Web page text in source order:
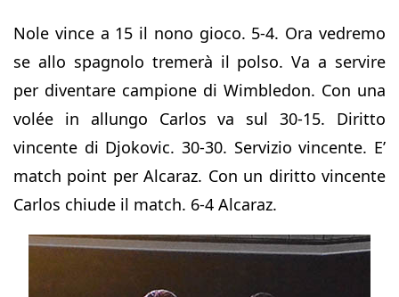
Nole vince a 15 il nono gioco. 5-4. Ora vedremo
se allo spagnolo tremerà il polso. Va a servire
per diventare campione di Wimbledon. Con una
volée in allungo Carlos va sul 30-15. Diritto
vincente di Djokovic. 30-30. Servizio vincente. E’
match point per Alcaraz. Con un diritto vincente
Carlos chiude il match. 6-4 Alcaraz.